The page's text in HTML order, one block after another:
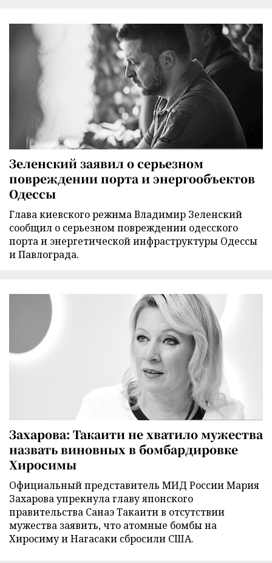
Зеленский заявил о серьезном
повреждении порта и энергообъектов
Одессы
Глава киевского режима Владимир Зеленский
сообщил о серьезном повреждении одесского
порта и энергетической инфраструктуры Одессы
и Павлограда.
Захарова: Такаити не хватило мужества
назвать виновных в бомбардировке
Хиросимы
Официальный представитель МИД России Мария
Захарова упрекнула главу японского
правительства Санаэ Такаити в отсутствии
мужества заявить, что атомные бомбы на
Хиросиму и Нагасаки сбросили США.